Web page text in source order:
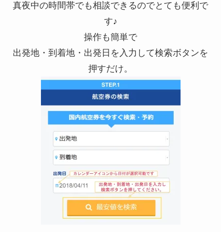
真夜中の時間帯でも相談できるのでとても便利で
す♪
操作も簡単で
出発地・到着地・出発日を入力して検索ボタンを
押すだけ。